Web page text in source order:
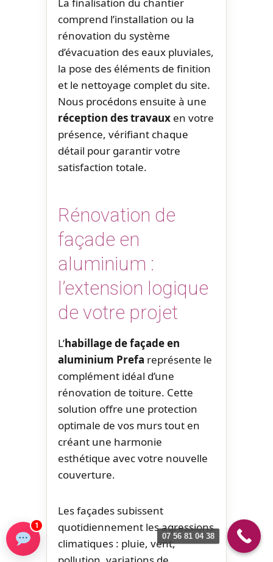
comprend l’installation ou la
rénovation du système
d’évacuation des eaux pluviales,
la pose des éléments de finition
et le nettoyage complet du site.
Nous procédons ensuite à une
réception des travaux en votre
présence, vérifiant chaque
détail pour garantir votre
satisfaction totale.
Rénovation de
façade en
aluminium :
l’extension logique
de votre projet
L’habillage de façade en
aluminium Prefa représente le
complément idéal d’une
rénovation de toiture. Cette
solution offre une protection
optimale de vos murs tout en
créant une harmonie
esthétique avec votre nouvelle
couverture.
Les façades subissent
quotidiennement les agressions
climatiques : pluie, vent,
07 56 81 04 38
1